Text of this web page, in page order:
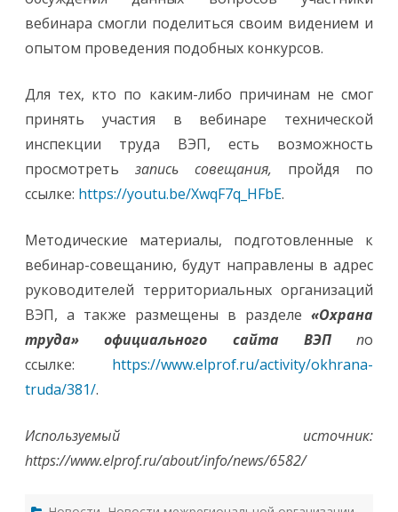
вебинара смогли поделиться своим видением и
опытом проведения подобных конкурсов.
Для тех, кто по каким-либо причинам не смог
принять участия в вебинаре технической
инспекции труда ВЭП, есть возможность
просмотреть запись совещания, пройдя по
ссылке: https://youtu.be/XwqF7q_HFbE.
Методические материалы, подготовленные к
вебинар-совещанию, будут направлены в адрес
руководителей территориальных организаций
ВЭП, а также размещены в разделе «Охрана
труда» официального сайта ВЭП по
ссылке: https://www.elprof.ru/activity/okhrana-
truda/381/.
Используемый источник:
https://www.elprof.ru/about/info/news/6582/